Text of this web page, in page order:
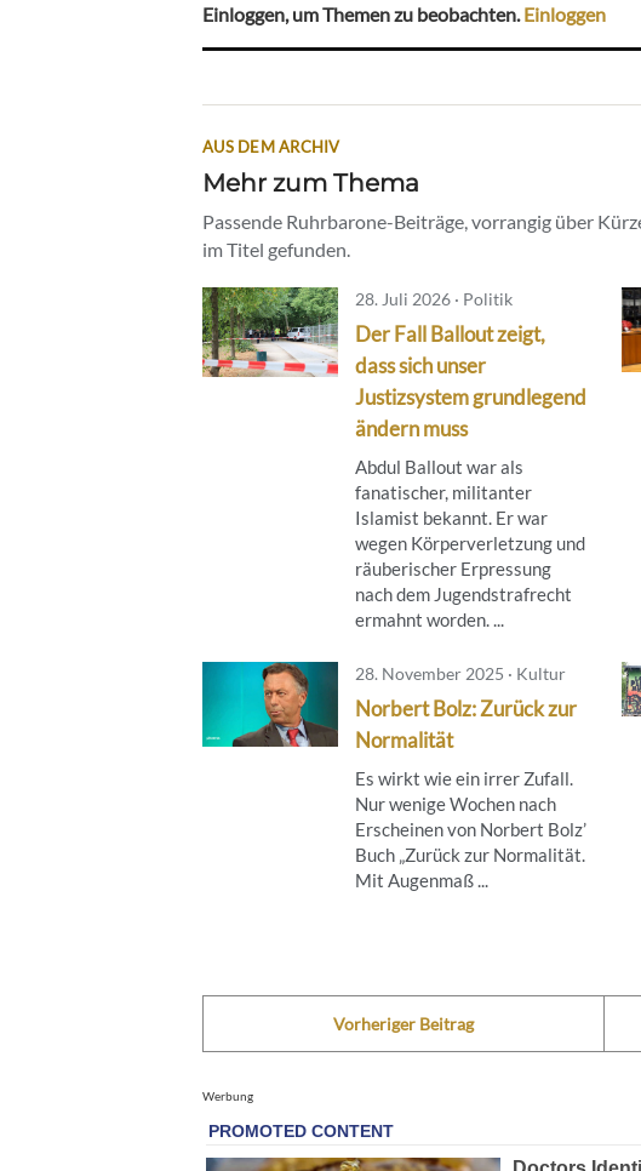
Einloggen, um Themen zu beobachten.Einloggen
AUS DEM ARCHIV
Mehr zum Thema
Passende Ruhrbarone-Beiträge, vorrangig über
im Titel gefunden.
28. Juli 2026 · Politik
Der Fall Ballout zeigt,
dass sich unser
Justizsystem grundlegend
ändern muss
Abdul Ballout war als
fanatischer, militanter
Islamist bekannt. Er war
wegen Körperverletzung und
räuberischer Erpressung
nach dem Jugendstrafrecht
ermahnt worden. ...
28. November 2025 · Kultur
Norbert Bolz: Zurück zur
Normalität
Es wirkt wie ein irrer Zufall.
Nur wenige Wochen nach
Erscheinen von Norbert Bolz’
Buch „Zurück zur Normalität.
Mit Augenmaß ...
Vorheriger Beitrag
Werbung